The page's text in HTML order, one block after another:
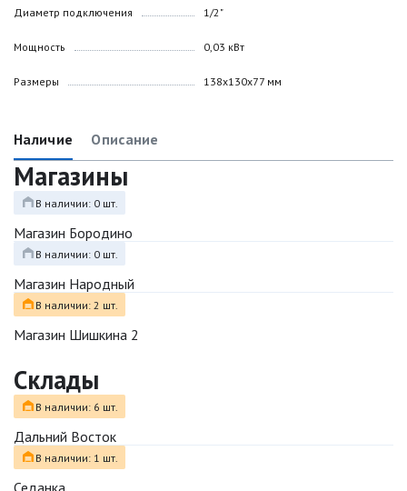
Диаметр подключения
Мощность
Размеры
1/2"
0,03 кВт
138х130х77 мм
Наличие Описание
Магазины
В наличии: 0 шт.
Магазин Бородино
В наличии: 0 шт.
Магазин Народный
В наличии: 2 шт.
Магазин Шишкина 2
Склады
В наличии: 6 шт.
Дальний Восток
В наличии: 1 шт.
Седанка